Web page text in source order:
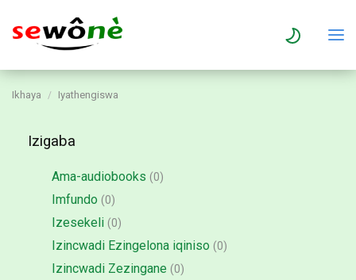
Ikhaya Iyathengiswa
Izigaba
Ama-audiobooks (0)
Imfundo (0)
Izesekeli (0)
Izincwadi Ezingelona iqiniso (0)
Izincwadi Zezingane (0)